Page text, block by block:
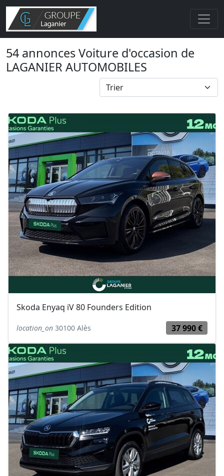
54 annonces Voiture d'occasion de
LAGANIER AUTOMOBILES
Skoda Enyaq iV 80 Founders Edition
location_on 30100 Alès 37 990 €